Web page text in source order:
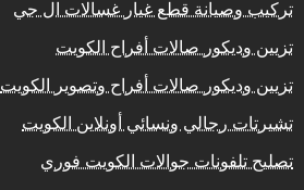
تركيب وصيانة قطع غيار غسالات ال جي
تزيين وديكور صالات أفراح الكويت
تزيين وديكور صالات أفراح وتصوير الكويت
تشيرتات رجالي ونسائي أونلاين الكويت
تصليح تلفونات جوالات الكويت فوري